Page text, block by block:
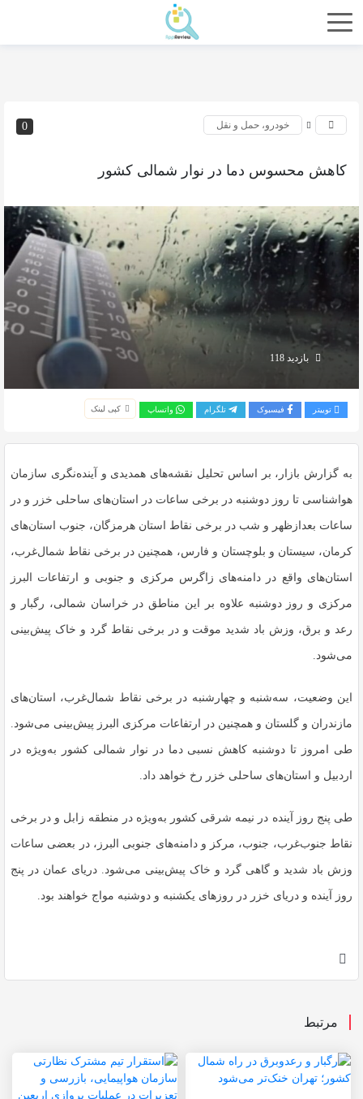
0 خودرو، حمل و نقل
کاهش محسوس دما در نوار شمالی کشور
بازدید 118
توییتر فیسبوک تلگرام واتساپ کپی لینک
به گزارش بازار، بر اساس تحلیل نقشه‌های همدیدی و آینده‌نگری سازمان
هواشناسی تا روز دوشنبه در برخی ساعات در استان‌های ساحلی خزر و در
ساعات بعدازظهر و شب در برخی نقاط استان هرمزگان، جنوب استان‌های
کرمان، سیستان و بلوچستان و فارس، همچنین در برخی نقاط شمال‌غرب،
استان‌های واقع در دامنه‌های زاگرس مرکزی و جنوبی و ارتفاعات البرز
مرکزی و روز دوشنبه علاوه بر این مناطق در خراسان شمالی، رگبار و
رعد و برق، وزش باد شدید موقت و در برخی نقاط گرد و خاک پیش‌بینی
می‌شود.
این وضعیت، سه‌شنبه و چهارشنبه در برخی نقاط شمال‌غرب، استان‌های
مازندران و گلستان و همچنین در ارتفاعات مرکزی البرز پیش‌بینی می‌شود.
طی امروز تا دوشنبه کاهش نسبی دما در نوار شمالی کشور به‌ویژه در
اردبیل و استان‌های ساحلی خزر رخ خواهد داد.
طی پنج روز آینده در نیمه شرقی کشور به‌ویژه در منطقه زابل و در برخی
نقاط جنوب‌غرب، جنوب، مرکز و دامنه‌های جنوبی البرز، در بعضی ساعات
وزش باد شدید و گاهی گرد و خاک پیش‌بینی می‌شود. دریای عمان در پنج
روز آینده و دریای خزر در روزهای یکشنبه و دوشنبه مواج خواهند بود.
مرتبط